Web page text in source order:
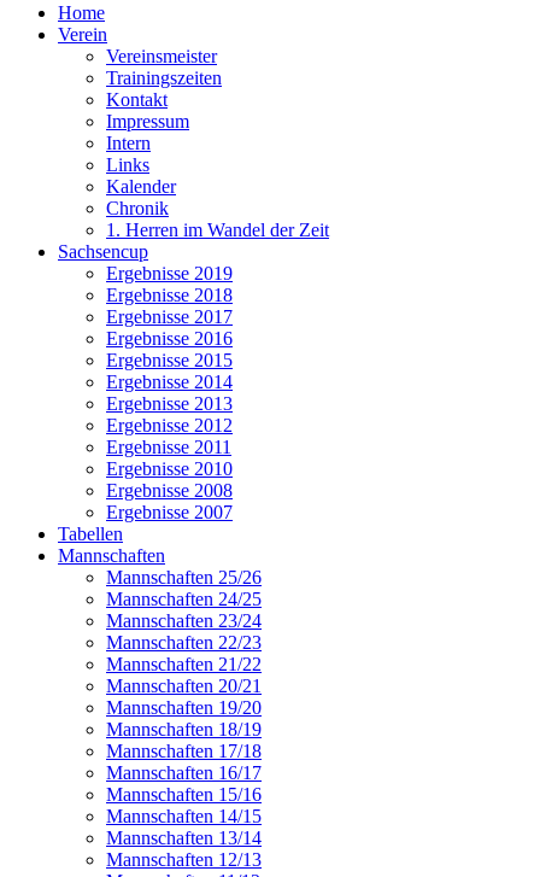
Home
Verein
Vereinsmeister
Trainingszeiten
Kontakt
Impressum
Intern
Links
Kalender
Chronik
1. Herren im Wandel der Zeit
Sachsencup
Ergebnisse 2019
Ergebnisse 2018
Ergebnisse 2017
Ergebnisse 2016
Ergebnisse 2015
Ergebnisse 2014
Ergebnisse 2013
Ergebnisse 2012
Ergebnisse 2011
Ergebnisse 2010
Ergebnisse 2008
Ergebnisse 2007
Tabellen
Mannschaften
Mannschaften 25/26
Mannschaften 24/25
Mannschaften 23/24
Mannschaften 22/23
Mannschaften 21/22
Mannschaften 20/21
Mannschaften 19/20
Mannschaften 18/19
Mannschaften 17/18
Mannschaften 16/17
Mannschaften 15/16
Mannschaften 14/15
Mannschaften 13/14
Mannschaften 12/13